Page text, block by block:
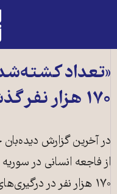
«تعداد
۱۷۰ هزار نفر گذشت»
در آخرین گزارش
از فاجعه انسانی در
۱۷۰ هزار نفر در درگیری‌های مسلحانه این کشور جان باخته‌اند.